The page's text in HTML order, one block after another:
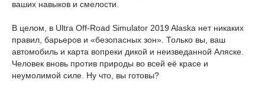
ваших навыков и смелости.
В целом, в Ultra Off-Road Simulator 2019 Alaska нет никаких
правил, барьеров и «безопасных зон». Только вы, ваш
автомобиль и карта вопреки дикой и неизведанной Аляске.
Человек вновь против природы во всей её красе и
неумолимой силе. Ну что, вы готовы?